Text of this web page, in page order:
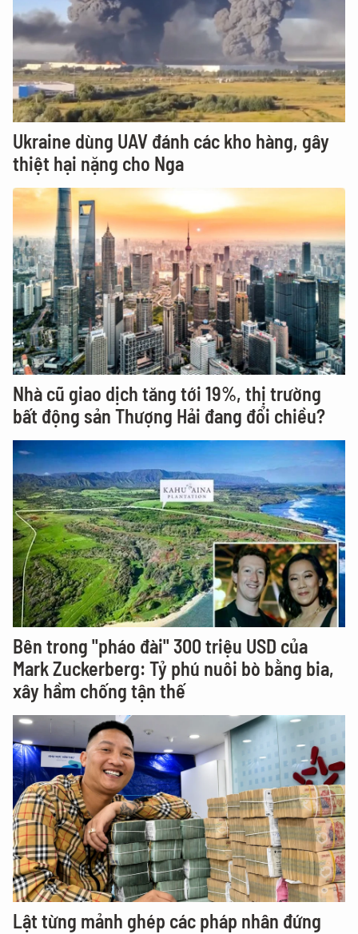
Ukraine dùng UAV đánh các kho hàng, gây
thiệt hại nặng cho Nga
Nhà cũ giao dịch tăng tới 19%, thị trường
bất động sản Thượng Hải đang đổi chiều?
Bên trong "pháo đài" 300 triệu USD của
Mark Zuckerberg: Tỷ phú nuôi bò bằng bia,
xây hầm chống tận thế
Lật từng mảnh ghép các pháp nhân đứng